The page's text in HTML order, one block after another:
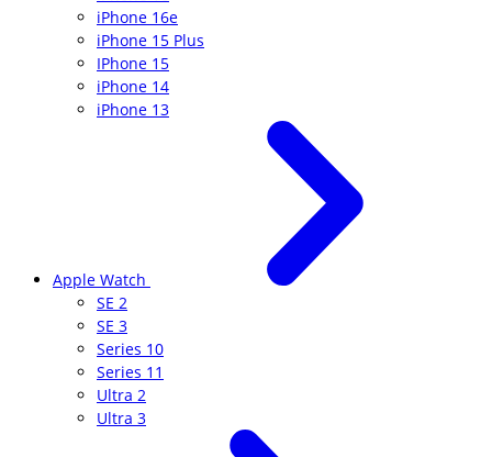
iPhone 16e
iPhone 15 Plus
IPhone 15
iPhone 14
iPhone 13
Apple Watch
SE 2
SE 3
Series 10
Series 11
Ultra 2
Ultra 3